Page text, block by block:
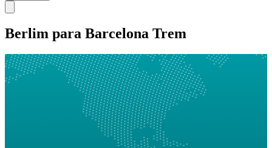
Berlim para Barcelona Trem